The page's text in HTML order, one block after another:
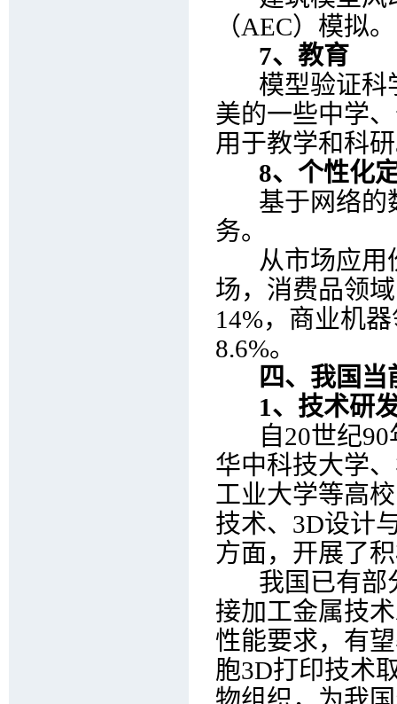
（AEC）模拟。
7、教育
模型验证科
美的一些中学
用于教学和科
8、个性化
基于网络的
务。
从市场应用
场，消费品领
14%，商业机
8.6%。
四、我国当
1、技术研
自20世纪90
华中科技大学
工业大学等高
技术、3D设计
方面，开展了
我国已有部
接加工金属技
性能要求，有
胞3D打印技术